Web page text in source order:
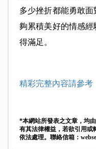
多少挫折都能勇敢
夠累積美好的情感
得滿足。
精彩完整內容請參考
*本網站所發表之文章，均
有其法律權益，若欲引用或
依法處理。聯絡信箱：